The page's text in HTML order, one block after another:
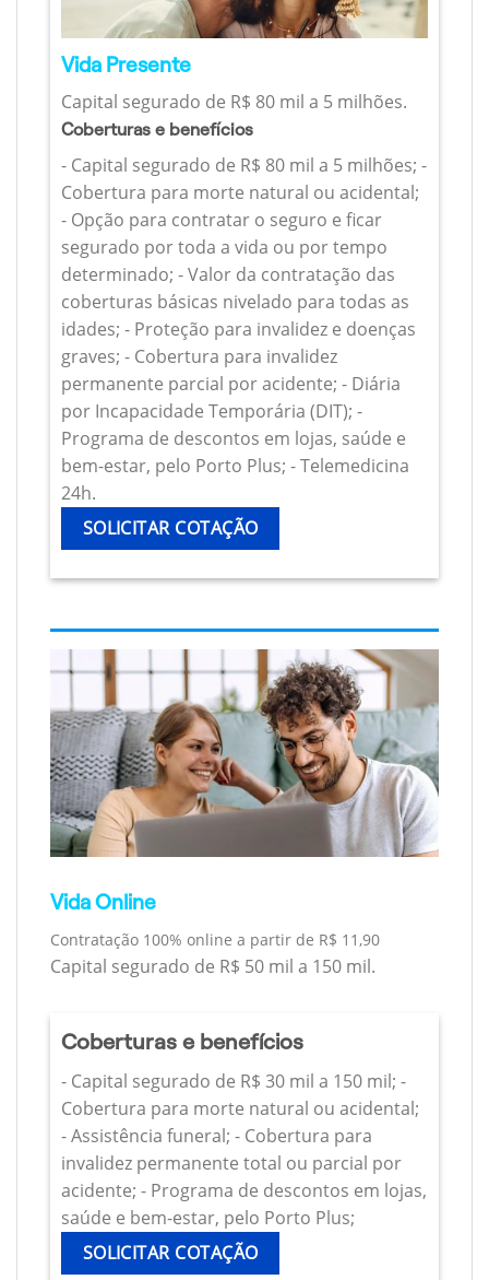
Vida Presente
Capital segurado de R$ 80 mil a 5 milhões.
Coberturas e benefícios
- Capital segurado de R$ 80 mil a 5 milhões; -
Cobertura para morte natural ou acidental;
- Opção para contratar o seguro e ficar
segurado por toda a vida ou por tempo
determinado; - Valor da contratação das
coberturas básicas nivelado para todas as
idades; - Proteção para invalidez e doenças
graves; - Cobertura para invalidez
permanente parcial por acidente; - Diária
por Incapacidade Temporária (DIT); -
Programa de descontos em lojas, saúde e
bem-estar, pelo Porto Plus; - Telemedicina
24h.
SOLICITAR COTAÇÃO
Vida Online
Contratação 100% online a partir de R$ 11,90
Capital segurado de R$ 50 mil a 150 mil.
Coberturas e benefícios
- Capital segurado de R$ 30 mil a 150 mil; -
Cobertura para morte natural ou acidental;
- Assistência funeral; - Cobertura para
invalidez permanente total ou parcial por
acidente; - Programa de descontos em lojas,
saúde e bem-estar, pelo Porto Plus;
SOLICITAR COTAÇÃO